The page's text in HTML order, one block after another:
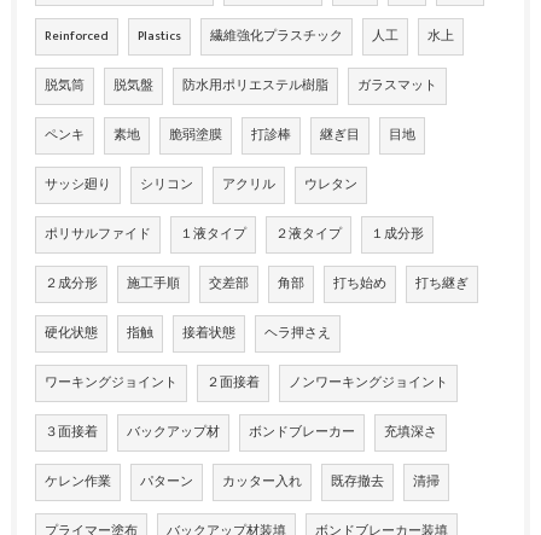
Reinforced Plastics 繊維強化プラスチック 人工 水上
脱気筒 脱気盤 防水用ポリエステル樹脂 ガラスマット
ペンキ 素地 脆弱塗膜 打診棒 継ぎ目 目地
サッシ廻り シリコン アクリル ウレタン
ポリサルファイド １液タイプ ２液タイプ １成分形
２成分形 施工手順 交差部 角部 打ち始め 打ち継ぎ
硬化状態 指触 接着状態 ヘラ押さえ
ワーキングジョイント ２面接着 ノンワーキングジョイント
３面接着 バックアップ材 ボンドブレーカー 充填深さ
ケレン作業 パターン カッター入れ 既存撤去 清掃